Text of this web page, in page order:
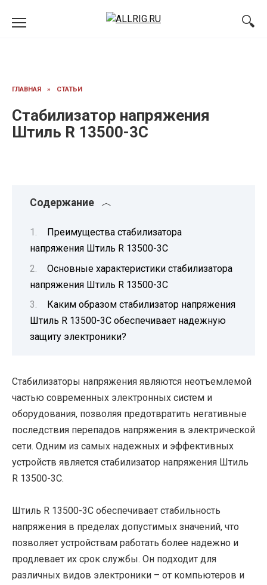
ГЛАВНАЯ » СТАТЬИ
Стабилизатор напряжения
Штиль R 13500-3C
Содержание
Преимущества стабилизатора
напряжения Штиль R 13500-3C
Основные характеристики стабилизатора
напряжения Штиль R 13500-3C
Каким образом стабилизатор напряжения
Штиль R 13500-3C обеспечивает надежную
защиту электроники?
Стабилизаторы напряжения являются неотъемлемой
частью современных электронных систем и
оборудования, позволяя предотвратить негативные
последствия перепадов напряжения в электрической
сети. Одним из самых надежных и эффективных
устройств является стабилизатор напряжения Штиль
R 13500-3C.
Штиль R 13500-3C обеспечивает стабильность
напряжения в пределах допустимых значений, что
позволяет устройствам работать более надежно и
продлевает их срок службы. Он подходит для
различных видов электроники – от компьютеров и